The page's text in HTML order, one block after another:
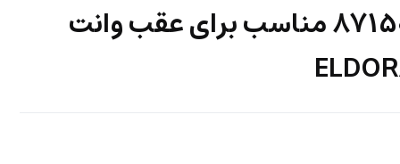
كمک فنر کد 87150035 مناسب برای عقب وانت